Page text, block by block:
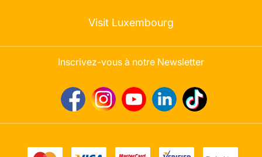
Visit Luxembourg
Inscrivez-vous à notre Newsletter